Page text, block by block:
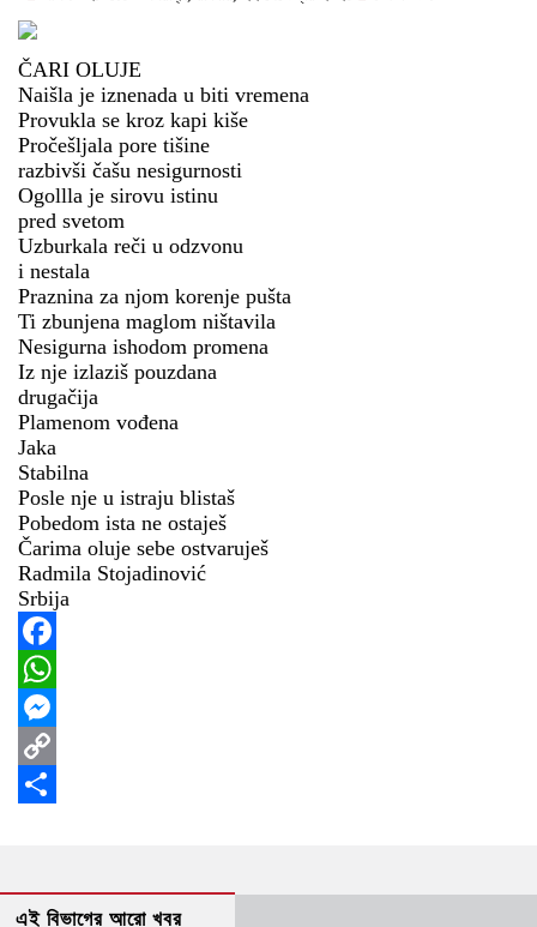
ČARI OLUJE
Naišla je iznenada u biti vremena
Provukla se kroz kapi kiše
Pročešljala pore tišine
razbivši čašu nesigurnosti
Ogollla je sirovu istinu
pred svetom
Uzburkala reči u odzvonu
i nestala
Praznina za njom korenje pušta
Ti zbunjena maglom ništavila
Nesigurna ishodom promena
Iz nje izlaziš pouzdana
drugačija
Plamenom vođena
Jaka
Stabilna
Posle nje u istraju blistaš
Pobedom ista ne ostaješ
Čarima oluje sebe ostvaruješ
Radmila Stojadinović
Srbija
Facebook
WhatsApp
Messenger
Copy
এই বিভাগের আরো খবর